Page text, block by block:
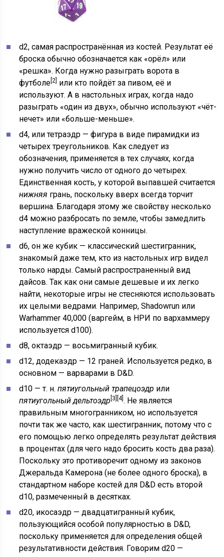
d2, самая распространённая из костей. Результат её
броска обычно обозначается как «орёл» или
«решка». Когда нужно разыграть ворота в
футболе[2] или кто пойдёт за пивом, её и
используют. А в настольных играх, когда надо
разыграть «один из двух», обычно используют «чёт-
нечет» или «больше-меньше».
d4, или тетраэдр — фигура в виде пирамидки из
четырех треугольников. Как следует из
обозначения, применяется в тех случаях, когда
нужно получить число от одного до четырех.
Единственная кость, у которой выпавшей считается
нижняя грань, поскольку вверх всегда торчит
вершина. Благодаря этому же свойству несколько
d4 можно разбросать по земле, чтобы замедлить
наступление вражеской конницы.
d6, он же кубик — классический шестигранник,
знакомый даже тем, кто из настольных игр видел
только нарды. Самый распространенный вид
дайсов. Так как они самые дешевые и их легко
найти, некоторые игры не стесняются использовать
их целыми ведрами. Например, Shadowrun или
Warhammer 40,000 (варгейм, в НРИ по вархаммеру
используется d100).
d8, октаэдр — восьмигранный кубик.
d12, додекаэдр — 12 граней. Используется редко, в
основном — варварами в D&D.
d10 — т. н.пятиугольный трапецоэдр или
пятиугольный дельтоэдр [3] [4]. Не является
правильным многогранником, но используется
почти так же часто, как шестигранник, потому что с
его помощью легко определять результат действия
в процентах (для чего надо бросить кость два раза).
Поскольку это противоречит одному из законов
Джеральда Камерона (не более одного броска), в
стандартном наборе костей для D&D есть второй
d10, размеченный в десятках.
d20, икосаэдр — двадцатигранный кубик,
пользующийся особой популярностью в D&D,
поскольку применяется для определения общей
результативности действия. Говорим d20 —